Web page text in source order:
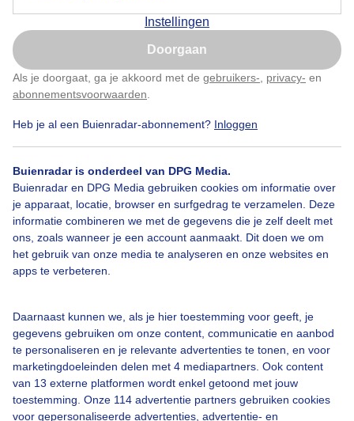
Instellingen
Doorgaan
Als je doorgaat, ga je akkoord met de gebruikers- privacy- en
abonnementsvoorwaarden
Heb je al een Buienradar-abonnement? Inloggen
Buienradar is onderdeel van DPG Media.
Buienradar en DPG Media gebruiken cookies om informatie over
je apparaat, locatie, browser en surfgedrag te verzamelen. Deze
informatie combineren we met de gegevens die je zelf deelt met
ons, zoals wanneer je een account aanmaakt. Dit doen we om
het gebruik van onze media te analyseren en onze websites en
apps te verbeteren.
Daarnaast kunnen we, als je hier toestemming voor geeft, je
gegevens gebruiken om onze content, communicatie en aanbod
te personaliseren en je relevante advertenties te tonen, en voor
marketingdoeleinden delen met 4 mediapartners. Ook content
van 13 externe platformen wordt enkel getoond met jouw
toestemming. Onze 114 advertentie partners gebruiken cookies
voor gepersonaliseerde advertenties, advertentie- en
Een moment geduld aub...
Over Buienradar
Bedrijfsgegevens
Veelgestelde vragen
Toegankelijkheid
Gebruikersvoorwaarden
Adverteren
Buienradar Team
Nu niet, misschien later
Klik hierom dit aan te passen